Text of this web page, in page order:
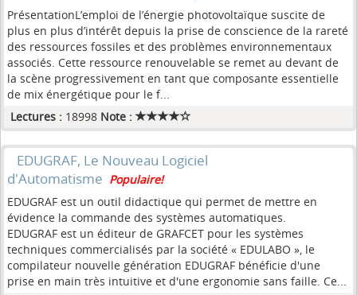
PrésentationL’emploi de l’énergie photovoltaïque suscite de
plus en plus d’intérêt depuis la prise de conscience de la rareté
des ressources fossiles et des problèmes environnementaux
associés. Cette ressource renouvelable se remet au devant de
la scène progressivement en tant que composante essentielle
de mix énergétique pour le f...
Lectures : 18998 Note :
EDUGRAF, Le Nouveau Logiciel
d'Automatisme Populaire!
EDUGRAF est un outil didactique qui permet de mettre en
évidence la commande des systèmes automatiques.
EDUGRAF est un éditeur de GRAFCET pour les systèmes
techniques commercialisés par la société « EDULABO », le
compilateur nouvelle génération EDUGRAF bénéficie d'une
prise en main très intuitive et d'une ergonomie sans faille. Ce...